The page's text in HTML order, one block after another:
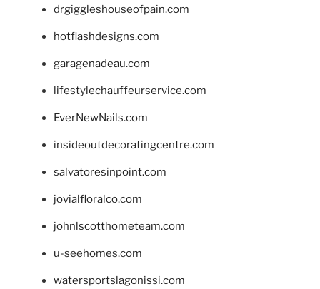
drgiggleshouseofpain.com
hotflashdesigns.com
garagenadeau.com
lifestylechauffeurservice.com
EverNewNails.com
insideoutdecoratingcentre.com
salvatoresinpoint.com
jovialfloralco.com
johnlscotthometeam.com
u-seehomes.com
watersportslagonissi.com